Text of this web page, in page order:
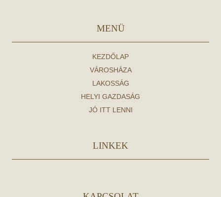
MENÜ
KEZDŐLAP
VÁROSHÁZA
LAKOSSÁG
HELYI GAZDASÁG
JÓ ITT LENNI
LINKEK